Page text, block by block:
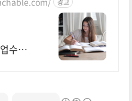
수학,